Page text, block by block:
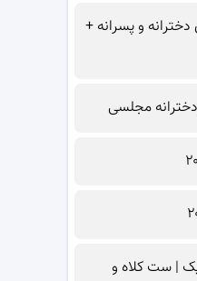
و پسرانه +
مجلسی
| ست کلاه و